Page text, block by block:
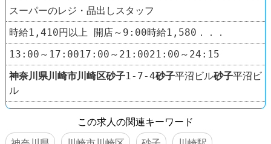
スーパーのレジ・品出しスタッフ
時給1,410円以上 開店～9:00時給1,580．．．
13:00～17:0017:00～21:0021:00～24:15
神奈川県川崎市川崎区砂子1-7-4砂子平沼ビル砂子平沼ビ
ル
この求人の関連キーワード